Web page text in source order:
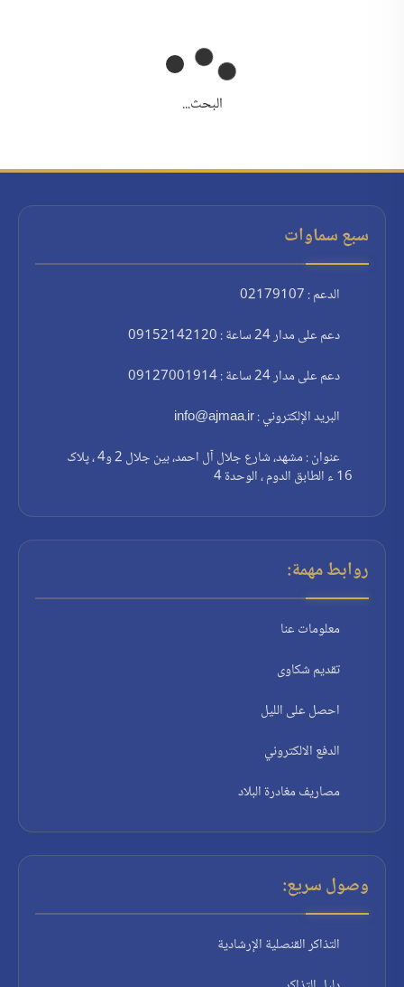
البحث...
سبع سماوات
الدعم : 02179107
دعم على مدار 24 ساعة : 09152142120
دعم على مدار 24 ساعة : 09127001914
البريد الإلكتروني : info@ajmaa.ir
عنوان : مشهد، شارع جلال آل احمد، بين جلال 2 و4 ، پلاک
16 ء الطابق الدوم ، الوحدة 4
روابط مهمة:
معلومات عنا
تقديم شكاوى
احصل على الليل
الدفع الالكتروني
مصاريف مغادرة البلاد
وصول سريع:
التذاكر القنصلية الإرشادية